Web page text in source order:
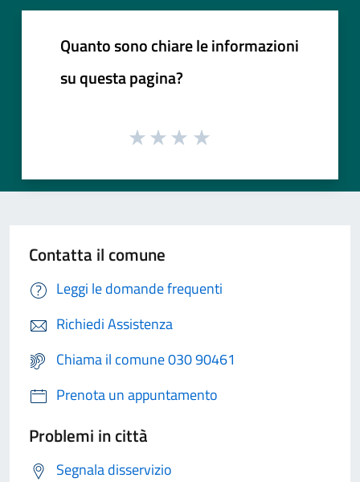
Quanto sono chiare le informazioni
su questa pagina?
Contatta il comune
Leggi le domande frequenti
Richiedi Assistenza
Chiama il comune 030 90461
Prenota un appuntamento
Problemi in città
Segnala disservizio